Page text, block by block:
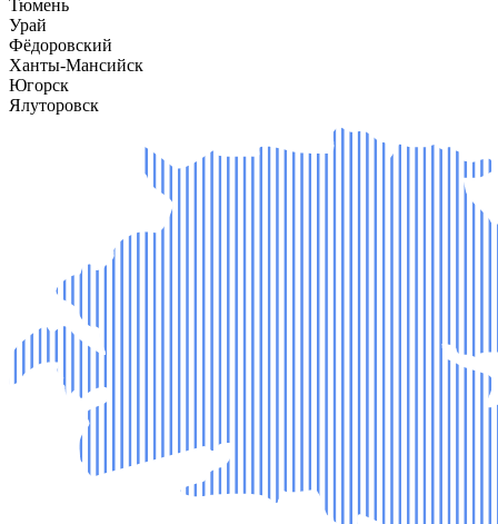
Тюмень
Урай
Фёдоровский
Ханты-Мансийск
Югорск
Ялуторовск